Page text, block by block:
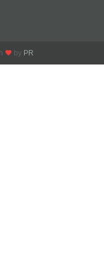
by PR